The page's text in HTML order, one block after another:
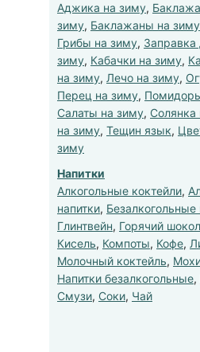
Аджика на зиму,
зиму, Баклажаны на зиму
Грибы на зиму,
зиму, Кабачки на зиму,
на зиму, Лечо на зиму,
Перец на зиму,
Салаты на зиму, Солянка
на зиму, Тещин язык,
зиму
Напитки
Алкогольные коктейли,
напитки, Безалкогольные
Глинтвейн, Горячий
Кисель, Компоты, Кофе,
Молочный коктейль,
Напитки безалкогольные,
Смузи, Соки, Чай